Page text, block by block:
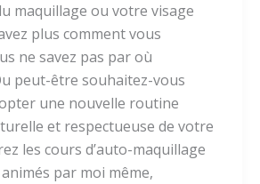
maquillage ou votre visage
plus comment vous
ne savez pas par où
peut-être souhaitez-vous
une nouvelle routine
et respectueuse de votre
les cours d’auto-maquillage
par moi même,